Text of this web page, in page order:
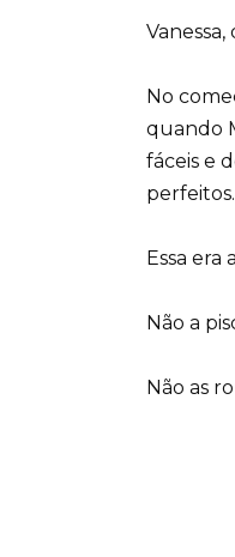
No
quando
fáceis e
Essa era
Não a
Não as